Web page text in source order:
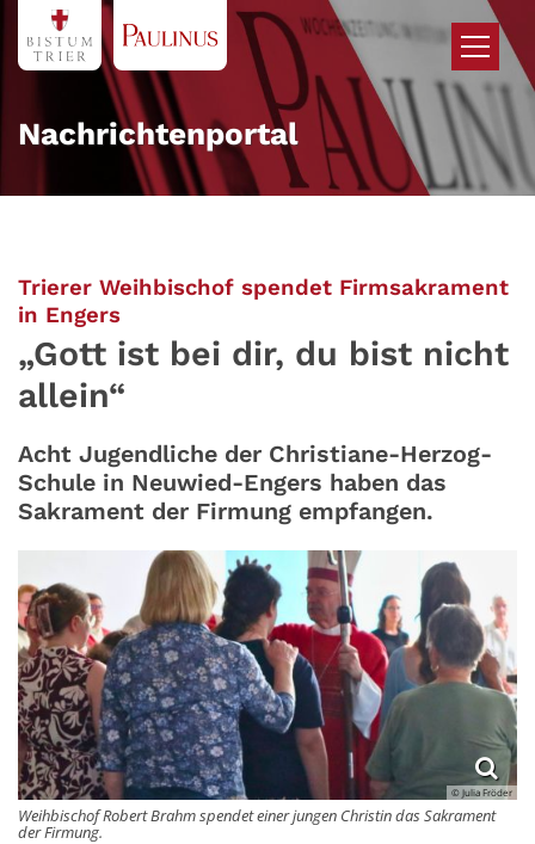
Zum Inhalt springen
Nachrichtenportal
Trierer Weihbischof spendet Firmsakrament
in Engers:
„Gott ist bei dir, du bist nicht
allein“
Acht Jugendliche der Christiane-Herzog-
Schule in Neuwied-Engers haben das
Sakrament der Firmung empfangen.
© Julia Fröder
Weihbischof Robert Brahm spendet einer jungen Christin das Sakrament
der Firmung.